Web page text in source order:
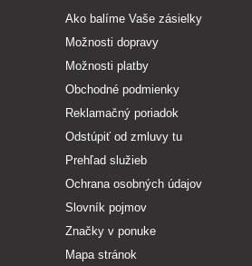
Ako balíme Vaše zásielky
Možnosti dopravy
Možnosti platby
Obchodné podmienky
Reklamačný poriadok
Odstúpiť od zmluvy tu
Prehľad služieb
Ochrana osobných údajov
Slovník pojmov
Značky v ponuke
Mapa stránok